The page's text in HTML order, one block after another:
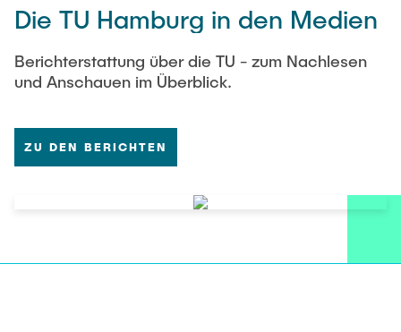
Die TU Hamburg in den Medien
Berichterstattung über die TU - zum Nachlesen
und Anschauen im Überblick.
ZU DEN BERICHTEN